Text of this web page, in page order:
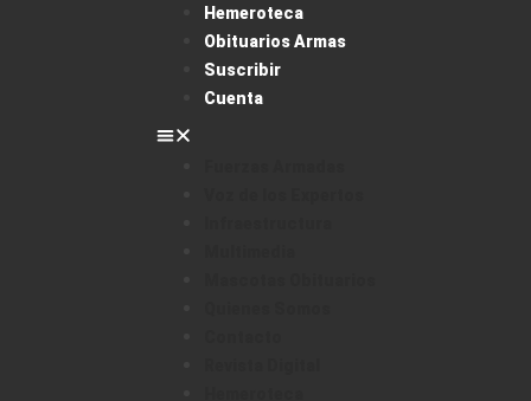
Hemeroteca
Obituarios Armas
Suscribir
Cuenta